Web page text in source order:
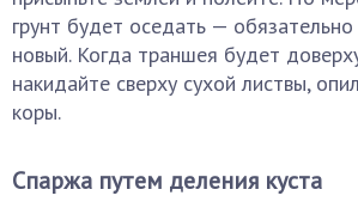
грунт будет оседать —
новый. Когда траншея будет
накидайте сверху сухой листвы,
коры.
Спаржа путем деления куста